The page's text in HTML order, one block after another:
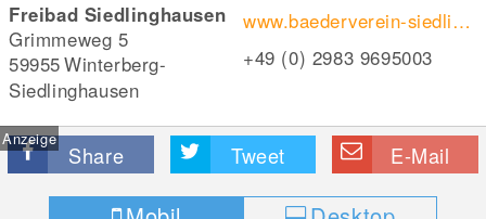
Freibad Siedlinghausen
Grimmeweg 5
59955Winterberg-
Siedlinghausen
www.baederverein-siedlinghausen.de
+49 (0) 2983 9695003
Anzeige
Share Tweet E-Mail